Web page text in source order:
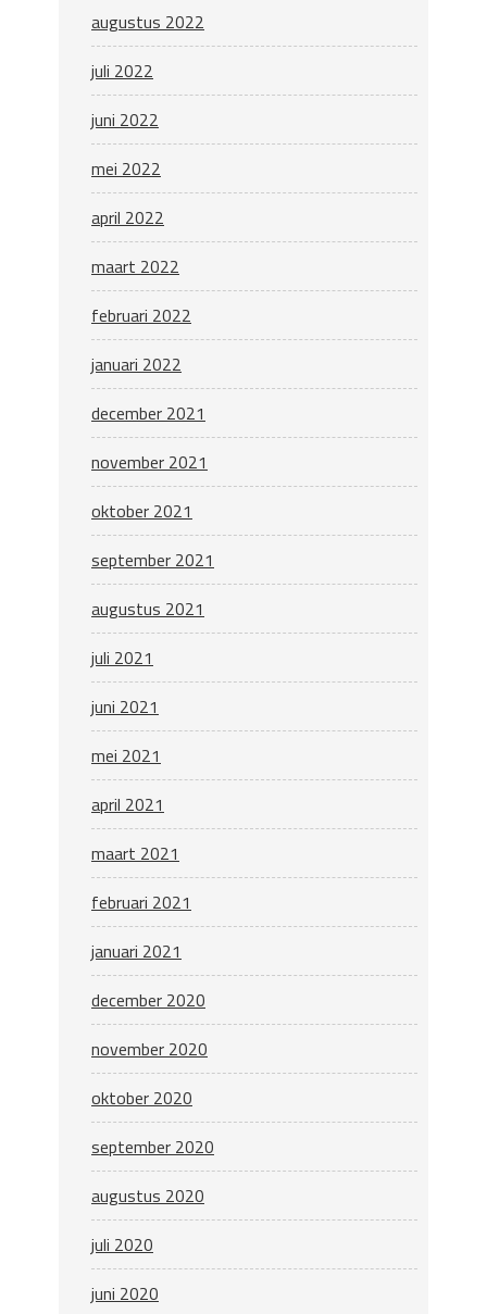
augustus 2022
juli 2022
juni 2022
mei 2022
april 2022
maart 2022
februari 2022
januari 2022
december 2021
november 2021
oktober 2021
september 2021
augustus 2021
juli 2021
juni 2021
mei 2021
april 2021
maart 2021
februari 2021
januari 2021
december 2020
november 2020
oktober 2020
september 2020
augustus 2020
juli 2020
juni 2020